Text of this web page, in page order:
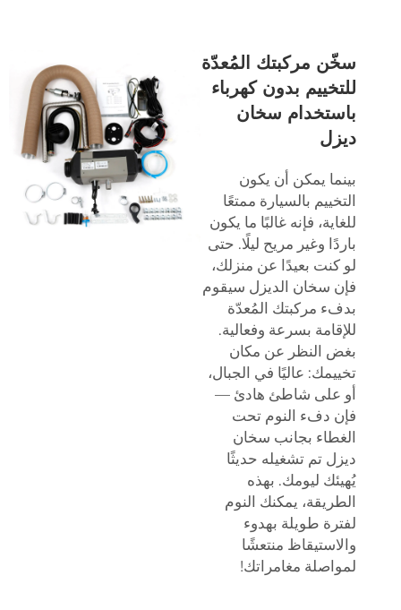
سخّن مركبتك المُعدّة
للتخييم بدون كهرباء
باستخدام سخان
ديزل
بينما يمكن أن يكون
التخييم بالسيارة ممتعًا
للغاية، فإنه غالبًا ما يكون
باردًا وغير مريح ليلًا. حتى
لو كنت بعيدًا عن منزلك،
فإن سخان الديزل سيقوم
بدفء مركبتك المُعدّة
للإقامة بسرعة وفعالية.
بغض النظر عن مكان
تخييمك: عاليًا في الجبال،
أو على شاطئ هادئ —
فإن دفء النوم تحت
الغطاء بجانب سخان
ديزل تم تشغيله حديثًا
يُهيئك ليومك. بهذه
الطريقة، يمكنك النوم
لفترة طويلة بهدوء
والاستيقاظ منتعشًا
لمواصلة مغامراتك!